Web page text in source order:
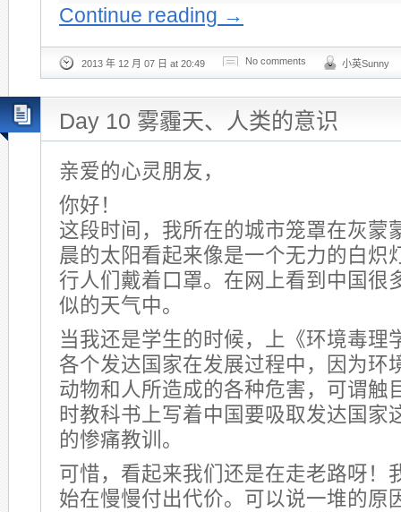
Continue reading →
2013 年 12 月 07 日 at 20:49 No comments 小英Sunny
Day 10 雾霾天、人类的意识
亲爱的心灵朋友，
你好！
这段时间，我所在的城市笼罩在灰蒙
晨的太阳看起来像是一个无力的白炽
行人们戴着口罩。在网上看到中国很
似的天气中。
当我还是学生的时候，上《环境毒理
各个发达国家在发展过程中，因为环
动物和人所造成的各种危害，可谓触
时教科书上写着中国要吸取发达国家
的惨痛教训。
可惜，看起来我们还是在走老路呀！
始在慢慢付出代价。可以说一堆的原